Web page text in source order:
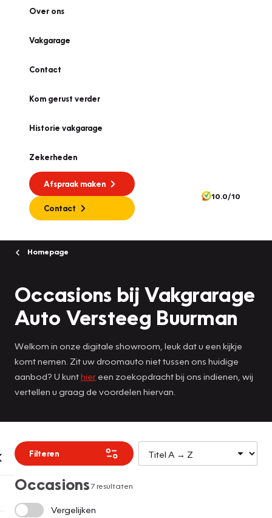
Over ons
Vakgarage
Contact
Kom gerust verder
Historie vakgarage
Zekerheden
Afspraak maken
Contact
10.0/10
Homepage
Occasions bij Vakgrarage
Auto Versteeg Buurman
Welkom in onze digitale showroom, leuk dat u een kijkje
komt nemen. Zit uw droomauto niet tussen ons huidige
aanbod? U kunthier een zoekopdracht bij ons indienen, wij
vertellen u graag de voordelen hiervan.
Filteren
Occasions7 resultaten
Vergelijken